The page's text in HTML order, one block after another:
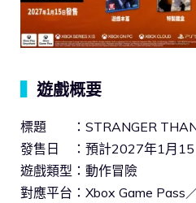
遊戲概要
標題 ：STRANGER THAN
發售日 ：預計2027年1月15
遊戲類型：動作冒險
對應平台：Xbox Game Pass